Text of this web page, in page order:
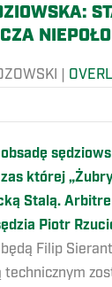
której
Stalą.
Piotr
Filip
technicznym